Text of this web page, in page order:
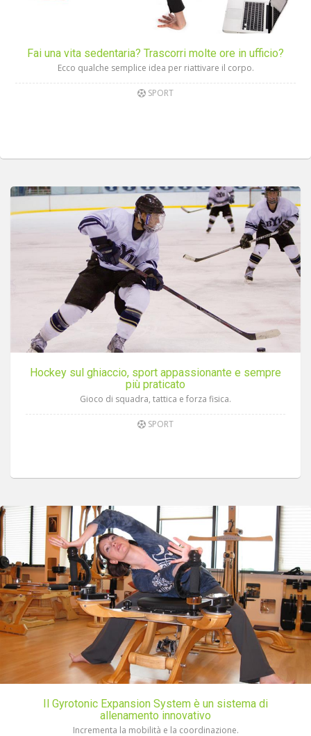
Fai una vita sedentaria? Trascorri molte ore in ufficio?
Ecco qualche semplice idea per riattivare il corpo.
SPORT
Hockey sul ghiaccio, sport appassionante e sempre
più praticato
Gioco di squadra, tattica e forza fisica.
SPORT
Il Gyrotonic Expansion System è un sistema di
allenamento innovativo
Incrementa la mobilità e la coordinazione.